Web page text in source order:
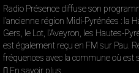
Radio Présence diffuse son
l’ancienne région Midi-Pyrénées : la
Gers, le Lot, l’Aveyron, les Hautes-
est également reçu en FM sur Pau.
fréquences avec la commune où est
En savoir plus